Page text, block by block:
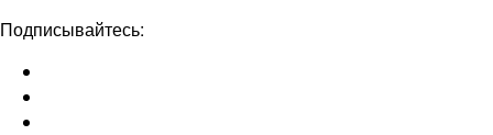
Подписывайтесь: